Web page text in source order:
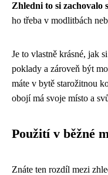
Zhledni to si zachovalo
ho třeba v modlitbách
Je to vlastně krásné, jak
poklady a zároveň být
máte v bytě starožitnou
obojí má svoje místo a
Použití v běžné
Znáte ten rozdíl mezi